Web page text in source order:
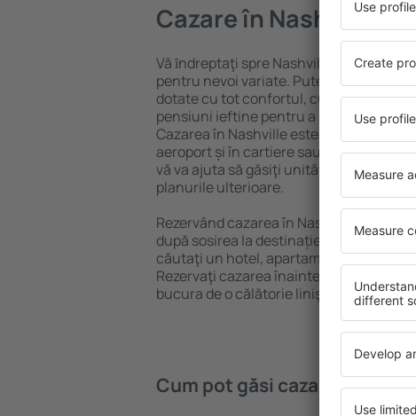
Cazare în Nashville
Vă ȋndreptaţi spre Nashville? Găsiți
pentru nevoi variate. Puteți beneficia
dotate cu tot confortul, cu numeroase
pensiuni ieftine pentru a sta câteva
Cazarea în Nashville este disponibilă în
aeroport și în cartiere sau regiuni mai
vă va ajuta să găsiţi unităţi de cazare în
planurile ulterioare.
Rezervând cazarea în Nashville mai
după sosirea la destinație vă puteţi
căutaţi un hotel, apartament sau altă
Rezervaţi cazarea înainte de călătoria
bucura de o călătorie liniştită.
Cum pot găsi cazare în